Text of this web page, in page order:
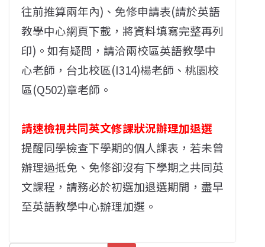
往前推算兩年內)、免修申請表(請於英語
教學中心網頁下載，將資料填寫完整再列
印)。如有疑問，請洽兩校區英語教學中
心老師，台北校區(I314)楊老師、桃園校
區(Q502)章老師。
請速檢視共同英文修課狀況辦理加退選
提醒同學檢查下學期的個人課表，若未曾
辦理過抵免、免修卻沒有下學期之共同英
文課程，請務必於初選加退選期間，盡早
至英語教學中心辦理加選。